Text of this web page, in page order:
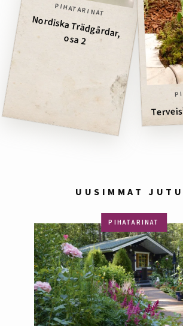
PIHATARINAT
Nordiska Trädgårdar,
osa 2
UUSIMMAT
PIHATARINAT